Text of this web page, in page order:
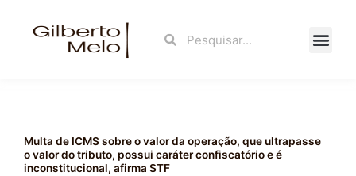
Search
Multa de ICMS sobre o valor da operação, que ultrapasse
o valor do tributo, possui caráter confiscatório e é
inconstitucional, afirma STF